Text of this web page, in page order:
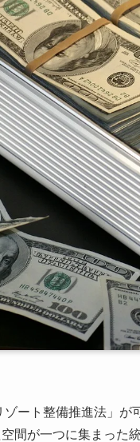
ゾート整備推進法」
間が一つに集まった